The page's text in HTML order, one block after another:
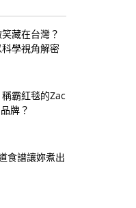
藏在台灣？
學視角解密
霸紅毯的Zac
牌？
食譜讓妳煮出